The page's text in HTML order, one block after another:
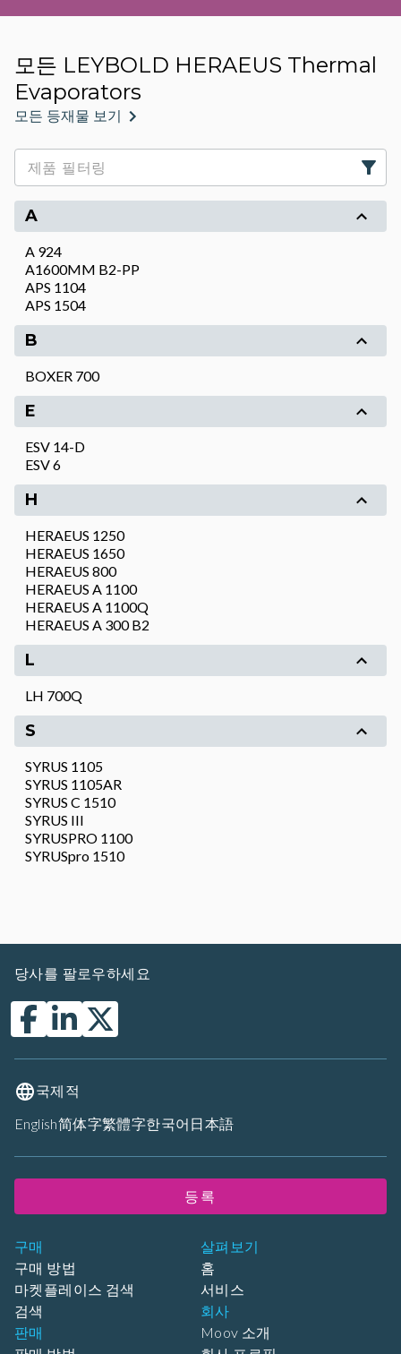
모든 LEYBOLD HERAEUS Thermal
Evaporators
모든 등재물 보기
A
A 924
A1600MM B2-PP
APS 1104
APS 1504
B
BOXER 700
E
ESV 14-D
ESV 6
H
HERAEUS 1250
HERAEUS 1650
HERAEUS 800
HERAEUS A 1100
HERAEUS A 1100Q
HERAEUS A 300 B2
L
LH 700Q
S
SYRUS 1105
SYRUS 1105AR
SYRUS C 1510
SYRUS III
SYRUSPRO 1100
SYRUSpro 1510
구매
구매 방법
마켓플레이스 검색
검색
판매
살펴보기
홈
서비스
회사
Moov 소개
당사를 팔로우하세요
국제적
English简体字繁體字한국어 日本語
등록